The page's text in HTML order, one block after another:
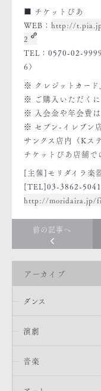
■ チケットぴあ
WEB： http://
2
TEL：0570-02-
6）
※ クレジットカード
※ ご購入いただくに
※ 入会金や年会費は
※ セブン-イレブン
サンクス店内（Kス
チケットぴあ店舗で
[主催]モリダイラ楽
[TEL]03-3862-5041
http://moridaira.jp/
前の記事へ
アーカイブ
ダンス
演劇
音楽